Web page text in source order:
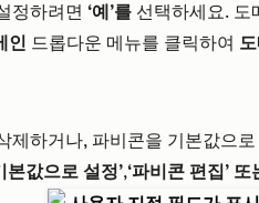
정하려면 ‘예’를 선택하세요. 도
인 드롭다운 메뉴를 클릭하여
제하거나, 파비콘을 기본값으
본값으로 설정’,‘파비콘 편집’ 또